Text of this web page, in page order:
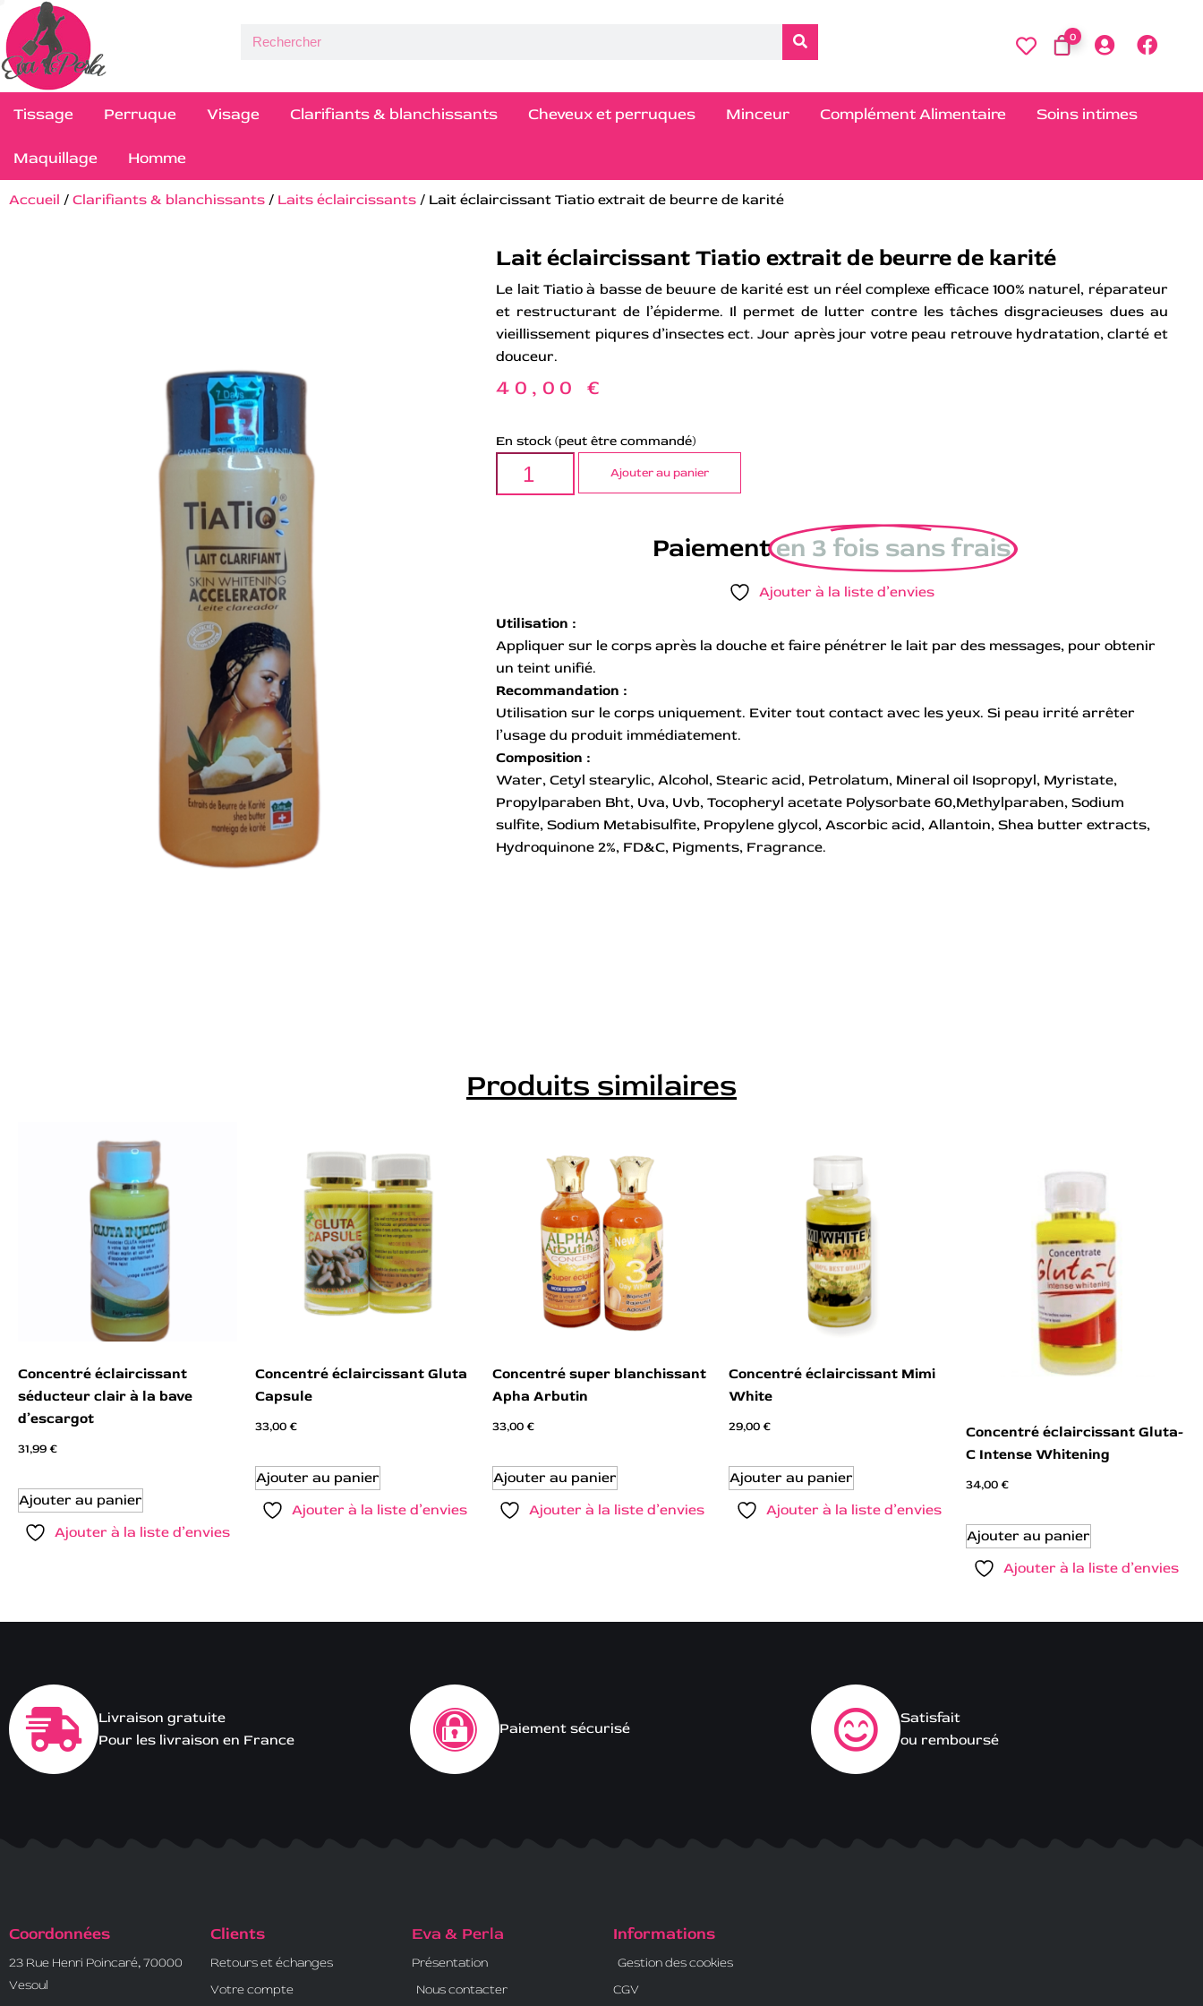
0
Tissage Perruque Visage Clarifiants & blanchissants Cheveux et perruques Minceur Complément Alimentaire Soins intimes
Maquillage Homme
Accueil / Clarifiants & blanchissants / Laits éclaircissants / Lait éclaircissant Tiatio extrait de beurre de karité
Lait éclaircissant Tiatio extrait de beurre de karité
Le lait Tiatio à basse de beuure de karité est un réel complexe efficace 100% naturel, réparateur
et restructurant de l’épiderme. Il permet de lutter contre les tâches disgracieuses dues au
vieillissement piqures d’insectes ect. Jour après jour votre peau retrouve hydratation, clarté et
douceur.
40,00 €
En stock (peut être commandé)
Ajouter au panier
Paiementen 3 fois sans frais
Ajouter à la liste d’envies
Utilisation :
Appliquer sur le corps après la douche et faire pénétrer le lait par des messages, pour obtenir
un teint unifié.
Recommandation :
Utilisation sur le corps uniquement. Eviter tout contact avec les yeux. Si peau irrité arrêter
l’usage du produit immédiatement.
Composition :
Water, Cetyl stearylic, Alcohol, Stearic acid, Petrolatum, Mineral oil Isopropyl, Myristate,
Propylparaben Bht, Uva, Uvb, Tocopheryl acetate Polysorbate 60,Methylparaben, Sodium
sulfite, Sodium Metabisulfite, Propylene glycol, Ascorbic acid, Allantoin, Shea butter extracts,
Hydroquinone 2%, FD&C, Pigments, Fragrance.
Produits similaires
Concentré éclaircissant
séducteur clair à la bave
d’escargot
31,99€
Ajouter au panier
Ajouter à la liste d’envies
Concentré éclaircissant Gluta
Capsule
33,00€
Ajouter au panier
Ajouter à la liste d’envies
Concentré super blanchissant
Apha Arbutin
33,00€
Ajouter au panier
Ajouter à la liste d’envies
Concentré éclaircissant Mimi
White
29,00€
Ajouter au panier
Ajouter à la liste d’envies
Concentré éclaircissant Gluta-
C Intense Whitening
34,00€
Ajouter au panier
Ajouter à la liste d’envies
Livraison gratuite
Pour les livraison en France
Paiement sécurisé
Satisfait
ou remboursé
Coordonnées
23 Rue Henri Poincaré, 70000
Vesoul
Clients
Retours et échanges
Votre compte
Eva & Perla
Présentation
Nous contacter
Informations
Gestion des cookies
CGV